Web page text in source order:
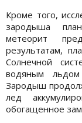
Кроме того,
зародыша
метеорит
результатам,
Солнечной
водяным
Зародыш
лед
обогащенное